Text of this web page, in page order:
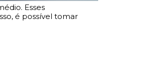
Esses
é possível tomar